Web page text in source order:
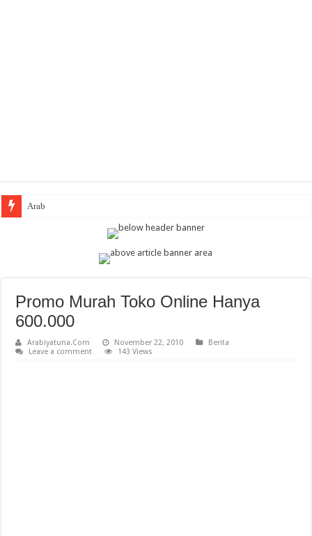
Arabic Themati
Promo Murah Toko Online Hanya
600.000
Arabiyatuna.Com November 22, 2010
Berita
Leave a comment
143 Views